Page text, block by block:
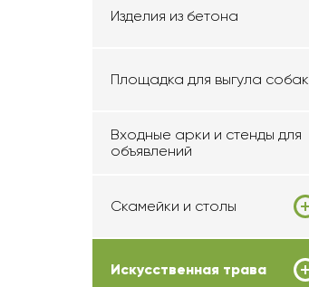
Изделия из бетона
Площадка для выгула собак
Входные арки и стенды для
объявлений
Скамейки и столы
Искусственная трава